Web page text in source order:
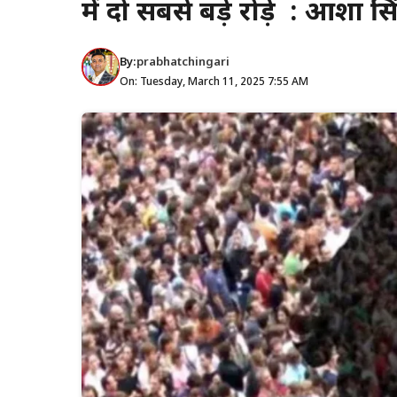
में दो सबसे बड़े रोड़े : आशा
By:prabhatchingari
On: Tuesday, March 11, 2025 7:55 AM